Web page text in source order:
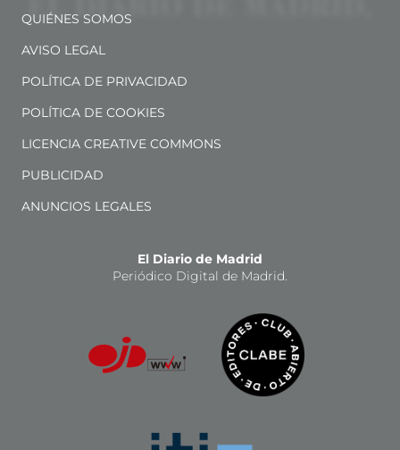
QUIÉNES SOMOS
AVISO LEGAL
POLÍTICA DE PRIVACIDAD
POLÍTICA DE COOKIES
LICENCIA CREATIVE COMMONS
PUBLICIDAD
ANUNCIOS LEGALES
El Diario de Madrid
Periódico Digital de Madrid.